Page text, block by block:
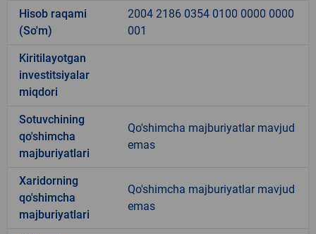
Hisob raqami
(So'm)
2004 2186 0354 0100 0000 0000
001
Kiritilayotgan
investitsiyalar
miqdori
Sotuvchining
qo'shimcha
majburiyatlari
Qo'shimcha majburiyatlar mavjud
emas
Xaridorning
qo'shimcha
majburiyatlari
Qo'shimcha majburiyatlar mavjud
emas